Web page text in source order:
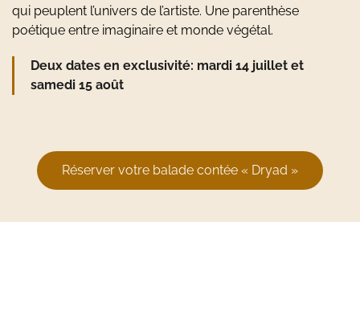
qui peuplent l’univers de l’artiste. Une parenthèse
poétique entre imaginaire et monde végétal.
Deux dates en exclusivité: mardi 14 juillet et
samedi 15 août
Réserver votre balade contée « Dryad »